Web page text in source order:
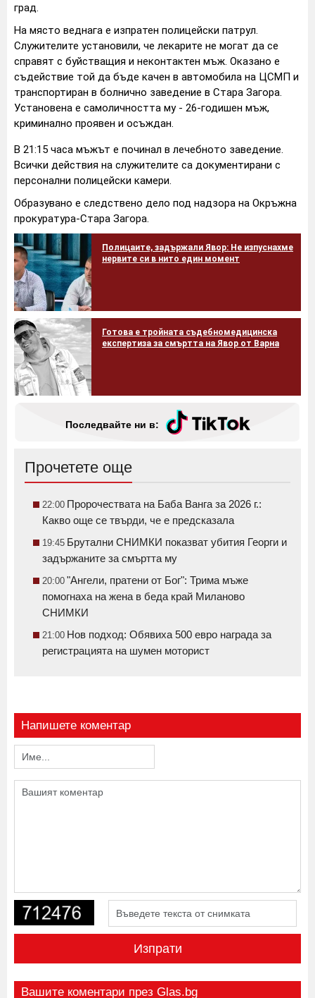
град.
На място веднага е изпратен полицейски патрул.
Служителите установили, че лекарите не могат да се
справят с буйстващия и неконтактен мъж. Оказано е
съдействие той да бъде качен в автомобила на ЦСМП и
транспортиран в болнично заведение в Стара Загора.
Установена е самоличността му - 26-годишен мъж,
криминално проявен и осъждан.
В 21:15 часа мъжът е починал в лечебното заведение.
Всички действия на служителите са документирани с
персонални полицейски камери.
Образувано е следствено дело под надзора на Окръжна
прокуратура-Стара Загора.
Полицаите, задържали Явор: Не изпуснахме
нервите си в нито един момент
Готова е тройната съдебномедицинска
експертиза за смъртта на Явор от Варна
Последвайте ни в:
Прочетете още
22:00 Пророчествата на Баба Ванга за 2026 г.:
Какво още се твърди, че е предсказала
19:45 Брутални СНИМКИ показват убития Георги и
задържаните за смъртта му
20:00 "Ангели, пратени от Бог": Трима мъже
помогнаха на жена в беда край Миланово
СНИМКИ
21:00 Нов подход: Обявиха 500 евро награда за
регистрацията на шумен моторист
Напишете коментар
Изпрати
Вашите коментари през Glas.bg